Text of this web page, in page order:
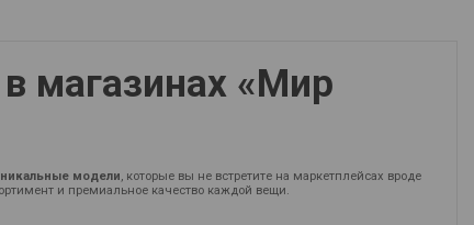
магазинах «Мир
модели, которые вы не встретите на маркетплейсах вроде
и премиальное качество каждой вещи.